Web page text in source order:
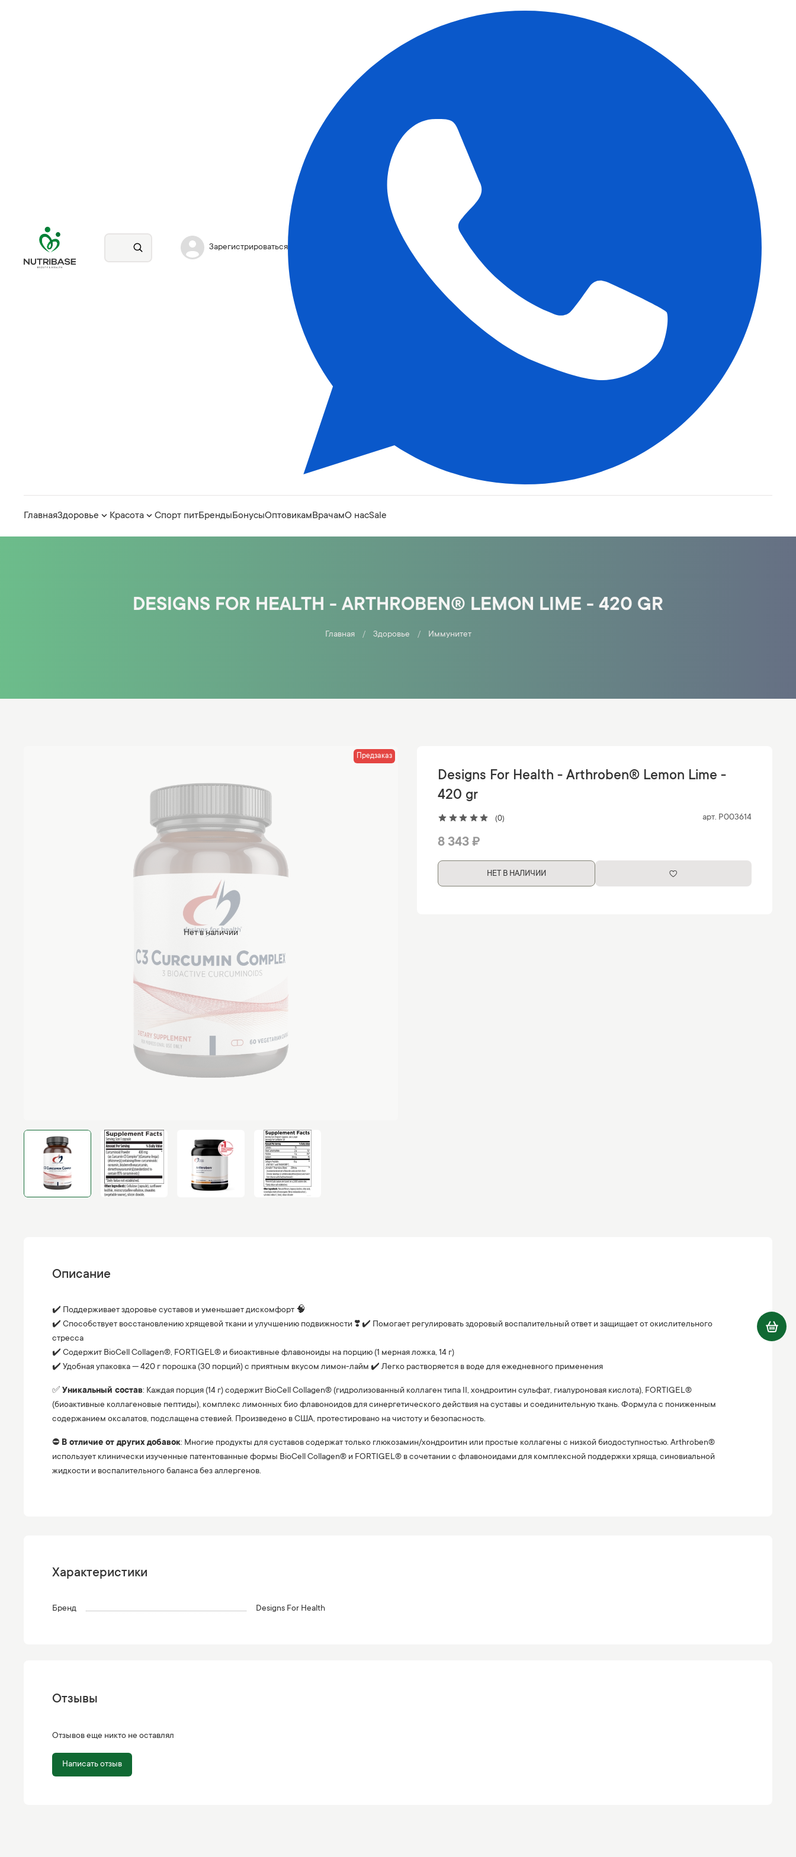
Зарегистрироваться
ГлавнаяЗдоровье Красота Спорт питБрендыБонусыОптовикамВрачамО насSale
DESIGNS FOR HEALTH - ARTHROBEN® LEMON LIME - 420 GR
Главная Здоровье Иммунитет
Нет в наличии
Предзаказ
(0) арт. P003614
Designs For Health - Arthroben® Lemon Lime -
420 gr
8 343 ₽
НЕТ В НАЛИЧИИ
Описание
✔️ Поддерживает здоровье суставов и уменьшает дискомфорт 🧠
✔️ Способствует восстановлению хрящевой ткани и улучшению подвижности ❣️ ✔️ Помогает регулировать здоровый воспалительный ответ и защищает от окислительного
стресса
✔️ Содержит BioCell Collagen®, FORTIGEL® и биоактивные флавоноиды на порцию (1 мерная ложка, 14 г)
✔️ Удобная упаковка — 420 г порошка (30 порций) с приятным вкусом лимон-лайм ✔️ Легко растворяется в воде для ежедневного применения
✅ Уникальный состав: Каждая порция (14 г) содержит BioCell Collagen® (гидролизованный коллаген типа II, хондроитин сульфат, гиалуроновая кислота), FORTIGEL®
(биоактивные коллагеновые пептиды), комплекс лимонных био флавоноидов для синергетического действия на суставы и соединительную ткань. Формула с пониженным
содержанием оксалатов, подслащена стевией. Произведено в США, протестировано на чистоту и безопасность.
⛔️ В отличие от других добавок: Многие продукты для суставов содержат только глюкозамин/хондроитин или простые коллагены с низкой биодоступностью. Arthroben®
использует клинически изученные патентованные формы BioCell Collagen® и FORTIGEL® в сочетании с флавоноидами для комплексной поддержки хряща, синовиальной
жидкости и воспалительного баланса без аллергенов.
Характеристики
Бренд Designs For Health
Отзывы
Отзывов еще никто не оставлял
Написать отзыв